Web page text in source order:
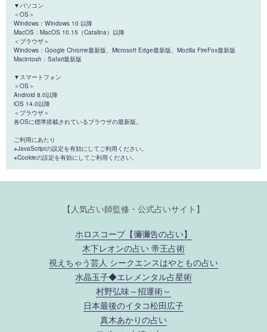
▼パソコン
＜OS＞
Windows：Windows 10 以降
MacOS：MacOS 10.15（Catalina）以降
＜ブラウザ＞
Windows：Google Chrome最新版、Microsoft Edge最新版、Mozilla FireFox最新版
Macintosh：Safari最新版
▼スマートフォン
＜OS＞
Android 8.0以降
iOS 14.0以降
＜ブラウザ＞
各OSに標準搭載されているブラウザの最新版。
ご利用にあたり
※JavaScriptの設定を有効にしてご利用ください。
※Cookieの設定を有効にしてご利用ください。
【人気占い師監修・公式占いサイト】
ホロスコープ【彌彌告の占い】
木下レオンの占い 帝王占術
視えちゃう芸人 シークエンスはやともの占い
水晶玉子◆エレメンタル占星術
村野弘味～招運術～
日本最後のイタコ松田広子
真木あかりの占い